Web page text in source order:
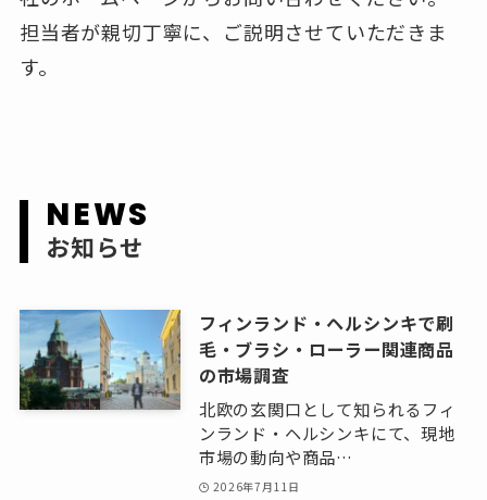
担当者が親切丁寧に、ご説明させていただきま
す。
お知らせ
フィンランド・ヘルシンキで刷
毛・ブラシ・ローラー関連商品
の市場調査
北欧の玄関口として知られるフィ
ンランド・ヘルシンキにて、現地
市場の動向や商品…
2026年7月11日